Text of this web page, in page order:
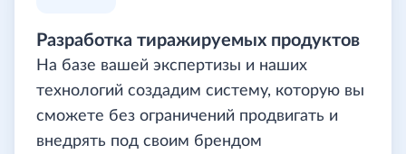
Разработка тиражируемых продуктов
На базе вашей экспертизы и наших
технологий создадим систему, которую вы
сможете без ограничений продвигать и
внедрять под своим брендом